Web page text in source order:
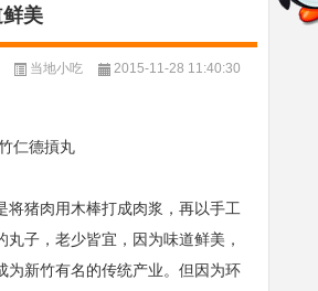
美
当地小吃
2015-11-28 11:40:30
仁德摃丸
将猪肉用木棒打成肉浆，再以手工
丸子，老少皆宜，因为味道鲜美，
为新竹有名的传统产业。但因为环